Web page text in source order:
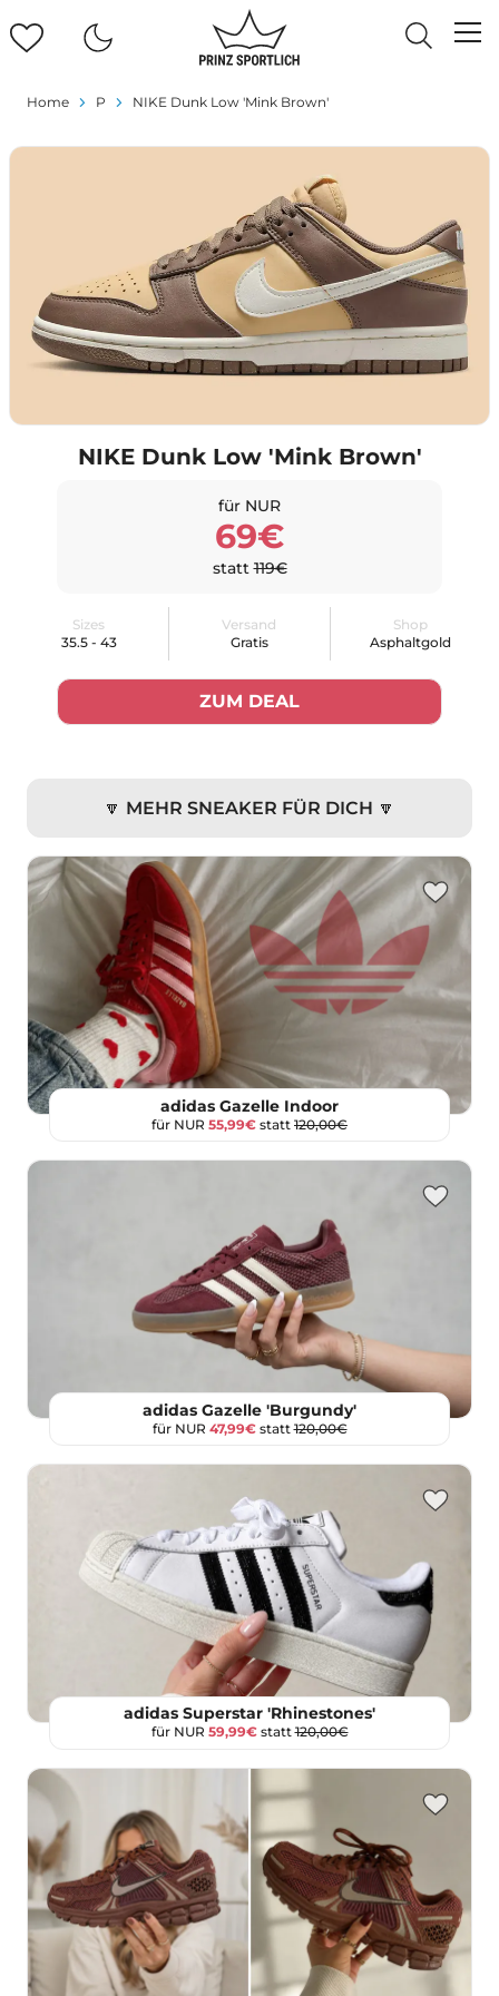
Home P NIKE Dunk Low 'Mink Brown'
NIKE Dunk Low 'Mink Brown'
für NUR
69€
statt119€
Sizes
35.5 - 43
Versand
Gratis
Shop
Asphaltgold
ZUM DEAL
🔽 MEHR SNEAKER FÜR DICH 🔽
adidas Gazelle Indoor
für NUR 55,99€ statt 120,00€
adidas Gazelle 'Burgundy'
für NUR 47,99€statt120,00€
adidas Superstar 'Rhinestones'
für NUR 59,99€statt120,00€